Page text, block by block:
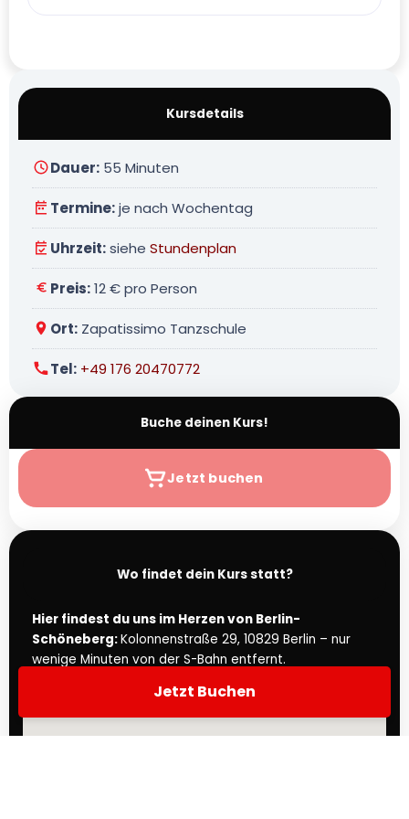
Kursdetails
Dauer: 55 Minuten
Termine:je nach Wochentag
Uhrzeit:siehe Stundenplan
Preis:12 € pro Person
Ort: Zapatissimo Tanzschule
Tel: +49 176 20470772
Buche deinen Kurs!
Jetzt buchen
Wo findet dein Kurs statt?
Hier findest du uns im Herzen von Berlin-
Schöneberg:Kolonnenstraße 29, 10829 Berlin – nur
wenige Minuten von der S-Bahn entfernt.
Jetzt Buchen